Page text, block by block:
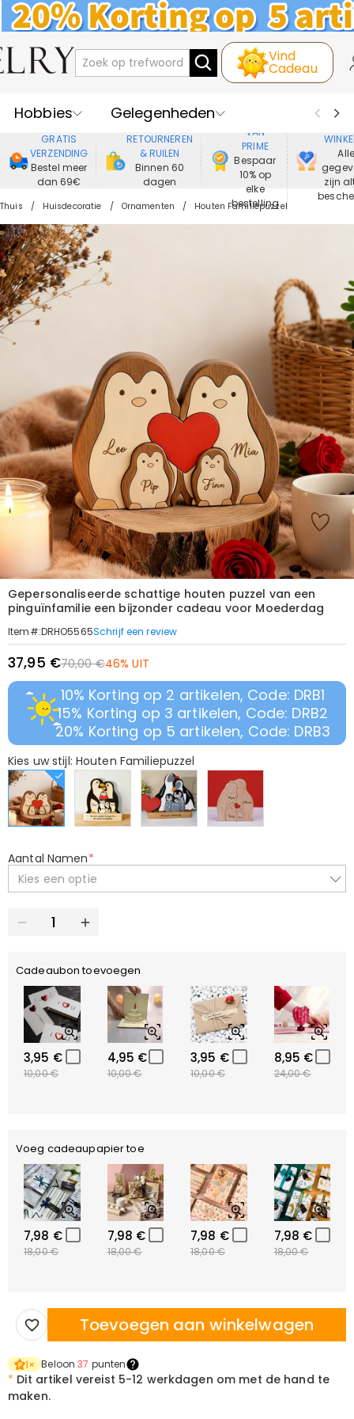
Vind
Cadeau
Hobbies
Gelegenheden
Recipienten
Best Verkochte
Nieuwe
Juwelen
Wonen&Leven
GRATIS
VERZENDING
Bestel meer
dan 69€
RETOURNEREN
& RUILEN
Binnen 60
dagen
VAN
PRIME
Bespaar
10% op
elke
bestelling
Alle
zijn
Thuis Huisdecoratie Ornamenten Houten Familiepuzzel
Gepersonaliseerde schattige houten puzzel van een
pinguïnfamilie een bijzonder cadeau voor Moederdag
Item#:DRHO5565Schrijf een review
37,95 €70,00 €46% UIT
10% Korting op 2 artikelen, Code: DRB1
15% Korting op 3 artikelen, Code: DRB2
20% Korting op 5 artikelen, Code: DRB3
Kies uw stijl: Houten Familiepuzzel
Aantal Namen*
Kies een optie
Cadeaubon toevoegen
3,95 €
10,00 €
4,95 €
10,00 €
3,95 €
10,00 €
8,95 €
24,00 €
Voeg cadeaupapier toe
7,98 €
18,00 €
7,98 €
18,00 €
7,98 €
18,00 €
7,98 €
18,00 €
Toevoegen aan winkelwagen
1× Beloon37 punten
* Dit artikel vereist 5-12 werkdagen om met de hand te
maken.